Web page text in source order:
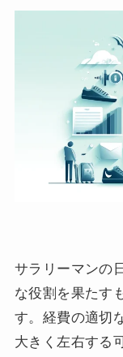
サラリーマンの
な役割を果たす
す。経費の適切
大きく左右する